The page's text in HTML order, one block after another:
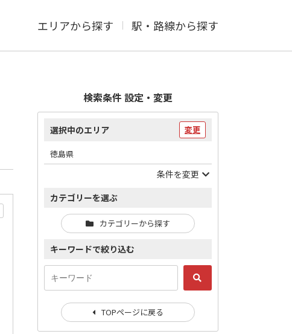
エリアから探す 駅・路線から探す
検索条件 設定・変更
選択中のエリア 変更
徳島県
条件を変更
カテゴリーを選ぶ
カテゴリーから探す
キーワードで絞り込む
TOPページに戻る